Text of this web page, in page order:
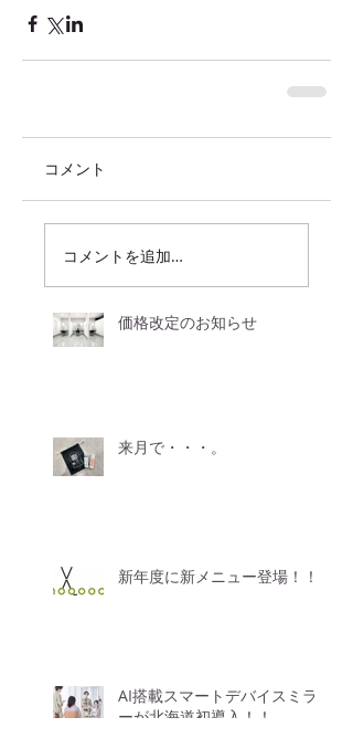
コメント
コメントを追加…
価格改定のお知らせ
来月で・・・。
新年度に新メニュー登場！！
AI搭載スマートデバイスミラ
ーが北海道初導入！！